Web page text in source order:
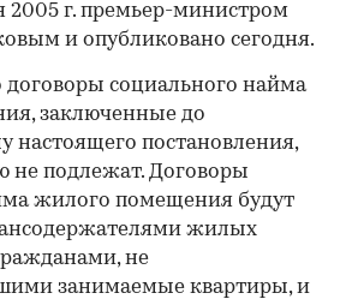
2005 г. премьер-министром
и опубликовано сегодня.
договоры социального найма
заключенные до
настоящего постановления,
не подлежат. Договоры
жилого помещения будут
жилых
не
занимаемые квартиры, и